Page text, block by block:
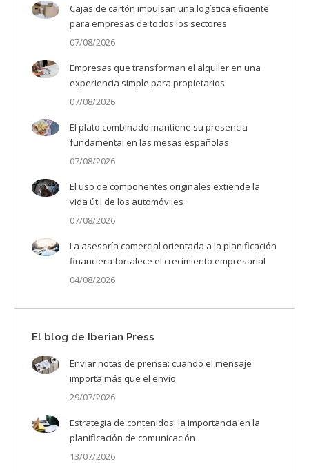
Cajas de cartón impulsan una logística eficiente
para empresas de todos los sectores
07/08/2026
Empresas que transforman el alquiler en una
experiencia simple para propietarios
07/08/2026
El plato combinado mantiene su presencia
fundamental en las mesas españolas
07/08/2026
El uso de componentes originales extiende la
vida útil de los automóviles
07/08/2026
La asesoría comercial orientada a la planificación
financiera fortalece el crecimiento empresarial
04/08/2026
El blog de Iberian Press
Enviar notas de prensa: cuando el mensaje
importa más que el envío
29/07/2026
Estrategia de contenidos: la importancia en la
planificación de comunicación
13/07/2026